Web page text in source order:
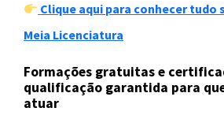
Clique aqui para conhecer tudo
Meia Licenciatura
Formações gratuitas e
qualificação garantida para
atuar